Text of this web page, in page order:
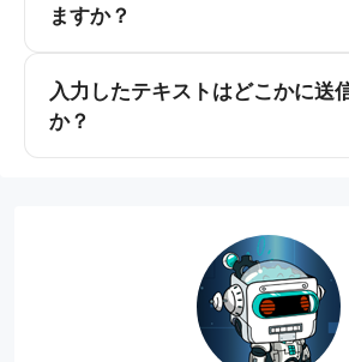
ますか？
入力したテキストはどこかに送
か？